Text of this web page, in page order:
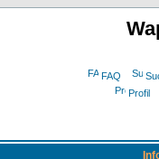
FAQ
Profil